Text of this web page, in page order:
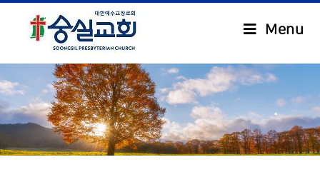
Menu
.